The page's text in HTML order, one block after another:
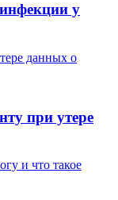
у
данных о
при утере
и что такое